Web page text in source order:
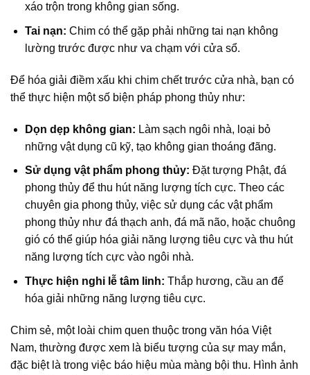
xáo trộn trong không gian sống.
Tai nạn: Chim có thể gặp phải những tai nạn không
lường trước được như va chạm với cửa sổ.
Để hóa giải điềm xấu khi chim chết trước cửa nhà, bạn có
thể thực hiện một số biện pháp phong thủy như:
Dọn dẹp không gian: Làm sạch ngôi nhà, loại bỏ
những vật dụng cũ kỹ, tạo không gian thoáng đãng.
Sử dụng vật phẩm phong thủy: Đặt tượng Phật, đá
phong thủy để thu hút năng lượng tích cực. Theo các
chuyên gia phong thủy, việc sử dụng các vật phẩm
phong thủy như đá thạch anh, đá mã não, hoặc chuông
gió có thể giúp hóa giải năng lượng tiêu cực và thu hút
năng lượng tích cực vào ngôi nhà.
Thực hiện nghi lễ tâm linh: Thắp hương, cầu an để
hóa giải những năng lượng tiêu cực.
Chim sẻ, một loài chim quen thuộc trong văn hóa Việt
Nam, thường được xem là biểu tượng của sự may mắn,
đặc biệt là trong việc báo hiệu mùa màng bội thu. Hình ảnh